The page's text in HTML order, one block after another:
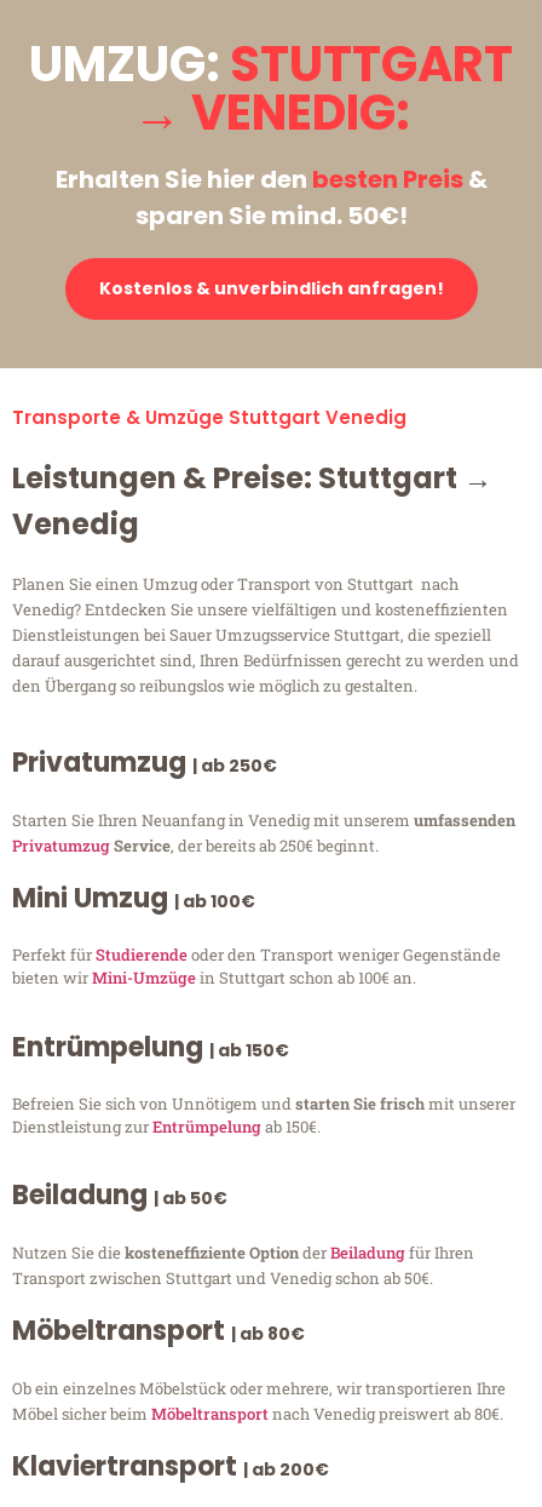
UMZUG: STUTTGART
→ VENEDIG:
Erhalten Sie hier den besten Preis&
sparen Sie mind. 50€!
Kostenlos & unverbindlich anfragen!
Transporte & Umzüge Stuttgart Venedig
Leistungen & Preise: Stuttgart →
Venedig
Planen Sie einen Umzug oder Transport von Stuttgart nach
Venedig? Entdecken Sie unsere vielfältigen und kosteneffizienten
Dienstleistungen bei Sauer Umzugsservice Stuttgart, die speziell
darauf ausgerichtet sind, Ihren Bedürfnissen gerecht zu werden und
den Übergang so reibungslos wie möglich zu gestalten.
Privatumzug | ab 250€
Starten Sie Ihren Neuanfang in Venedig mit unserem umfassenden
PrivatumzugService, der bereits ab 250€ beginnt.
Mini Umzug | ab 100€
Perfekt fürStudierendeoder den Transport weniger Gegenstände
bieten wirMini-Umzügein Stuttgart schon ab 100€ an.
Entrümpelung | ab 150€
Befreien Sie sich von Unnötigem undstarten Sie frischmit unserer
Dienstleistung zurEntrümpelungab 150€.
Beiladung | ab 50€
Nutzen Sie diekosteneffiziente OptionderBeiladungfür Ihren
Transport zwischen Stuttgart und Venedig schon ab 50€.
Möbeltransport | ab 80€
Ob ein einzelnes Möbelstück oder mehrere, wir transportieren Ihre
Möbel sicher beim Möbeltransportnach Venedig preiswert ab 80€.
Klaviertransport | ab 200€